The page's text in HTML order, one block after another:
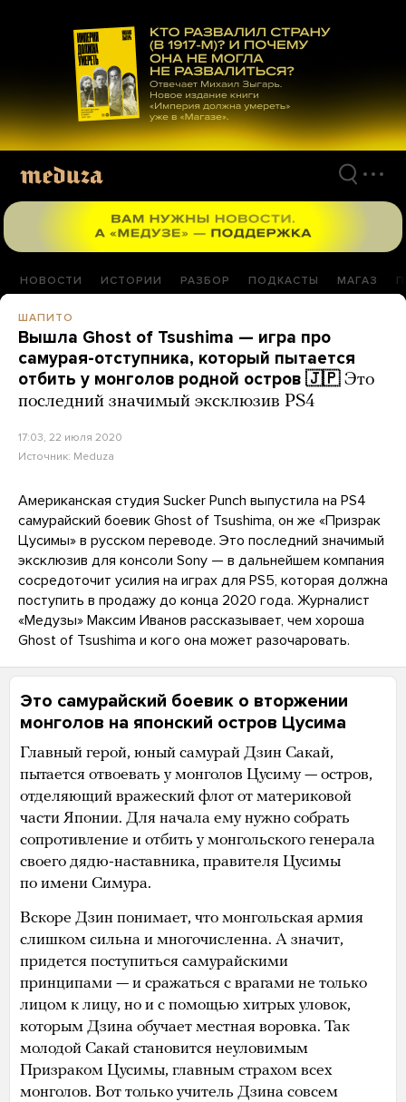
материалам
НОВОСТИ ИСТОРИИ РАЗБОР ПОДКАСТЫ МАГАЗ
ШАПИТО
Вышла Ghost of Tsushima — игра про
самурая-отступника, который пытается
отбить у монголов родной остров 🇯🇵 Это
последний значимый эксклюзив PS4
17:03, 22 июля 2020
Источник: Meduza
Американская студия Sucker Punch выпустила на PS4
самурайский боевик Ghost of Tsushima, он же «Призрак
Цусимы» в русском переводе. Это последний значимый
эксклюзив для консоли Sony — в дальнейшем компания
сосредоточит усилия на играх для PS5, которая должна
поступить в продажу до конца 2020 года. Журналист
«Медузы» Максим Иванов рассказывает, чем хороша
Ghost of Tsushima и кого она может разочаровать.
Это самурайский боевик о вторжении
монголов на японский остров Цусима
Главный герой, юный самурай Дзин Сакай,
пытается отвоевать у монголов Цусиму — остров,
отделяющий вражеский флот от материковой
части Японии. Для начала ему нужно собрать
сопротивление и отбить у монгольского генерала
своего дядю-наставника, правителя Цусимы
по имени Симура.
Вскоре Дзин понимает, что монгольская армия
слишком сильна и многочисленна. А значит,
придется поступиться самурайскими
принципами — и сражаться с врагами не только
лицом к лицу, но и с помощью хитрых уловок,
которым Дзина обучает местная воровка. Так
молодой Сакай становится неуловимым
Призраком Цусимы, главным страхом всех
монголов. Вот только учитель Дзина совсем